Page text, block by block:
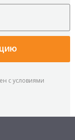
с условиями